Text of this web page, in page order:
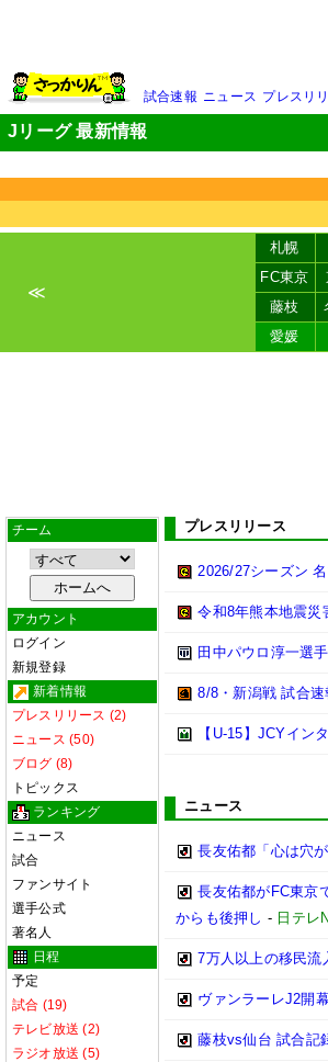
試合速報 ニュース プレスリ
Jリーグ 最新情報
≪
札幌
FC東京
藤枝
愛媛
チーム
アカウント
ログイン
新規登録
新着情報
プレスリリース (2)
ニュース (50)
ブログ (8)
トピックス
ランキング
ニュース
試合
ファンサイト
選手公式
著名人
日程
予定
試合 (19)
テレビ放送 (2)
ラジオ放送 (5)
プレスリリース
2026/27シーズン
令和8年熊本地震災
田中パウロ淳一選
8/8・新潟戦 試合速
【U-15】JCYイン
ニュース
長友佑都「心は穴
長友佑都がFC東京
からも後押し - 日テレ
7万人以上の移民流
ヴァンラーレJ2開
藤枝vs仙台 試合記